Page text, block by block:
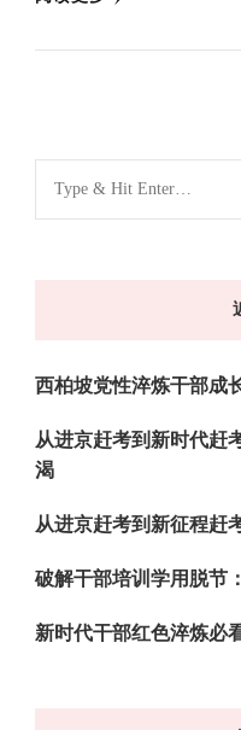
找
什
西柏坡党性淬炼干部成
从进京赶考到新时代赶
渴
从进京赶考到新征程赶
破解干部培训学用脱节
新时代干部红色淬炼必